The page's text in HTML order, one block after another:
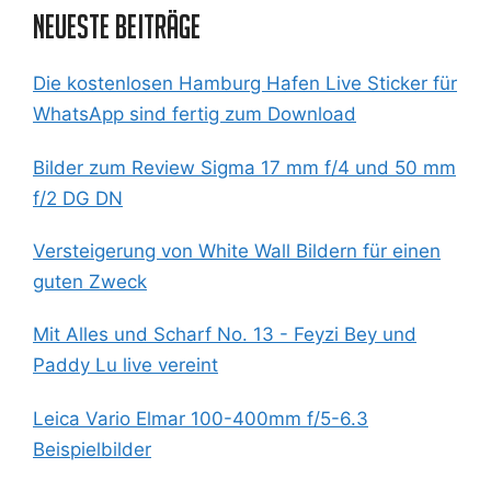
Neueste Beiträge
Die kostenlosen Hamburg Hafen Live Sticker für
WhatsApp sind fertig zum Download
Bilder zum Review Sigma 17 mm f/4 und 50 mm
f/2 DG DN
Versteigerung von White Wall Bildern für einen
guten Zweck
Mit Alles und Scharf No. 13 - Feyzi Bey und
Paddy Lu live vereint
Leica Vario Elmar 100-400mm f/5-6.3
Beispielbilder